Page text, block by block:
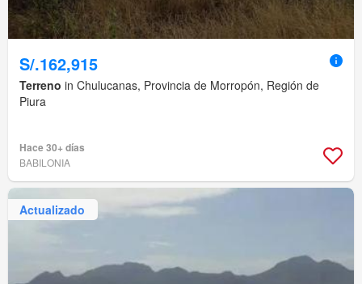
S/.162,915
Terreno in Chulucanas, Provincia de Morropón, Región de
Piura
Hace 30+ días
BABILONIA
Actualizado